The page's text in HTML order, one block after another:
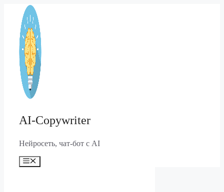
Перейти
содержимому
AI-Copywriter
Нейросеть, чат-бот с AI
Меню